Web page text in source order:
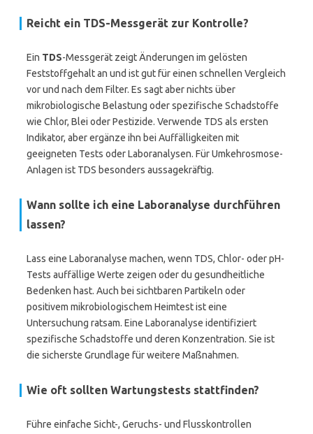
Reicht ein TDS-Messgerät zur Kontrolle?
Ein TDS-Messgerät zeigt Änderungen im gelösten
Feststoffgehalt an und ist gut für einen schnellen Vergleich
vor und nach dem Filter. Es sagt aber nichts über
mikrobiologische Belastung oder spezifische Schadstoffe
wie Chlor, Blei oder Pestizide. Verwende TDS als ersten
Indikator, aber ergänze ihn bei Auffälligkeiten mit
geeigneten Tests oder Laboranalysen. Für Umkehrosmose-
Anlagen ist TDS besonders aussagekräftig.
Wann sollte ich eine Laboranalyse durchführen
lassen?
Lass eine Laboranalyse machen, wenn TDS, Chlor- oder pH-
Tests auffällige Werte zeigen oder du gesundheitliche
Bedenken hast. Auch bei sichtbaren Partikeln oder
positivem mikrobiologischem Heimtest ist eine
Untersuchung ratsam. Eine Laboranalyse identifiziert
spezifische Schadstoffe und deren Konzentration. Sie ist
die sicherste Grundlage für weitere Maßnahmen.
Wie oft sollten Wartungstests stattfinden?
Führe einfache Sicht-, Geruchs- und Flusskontrollen